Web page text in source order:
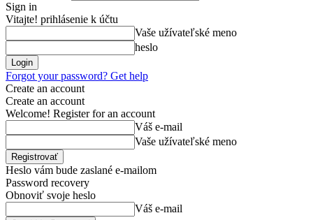
Sign in
Vitajte! prihlásenie k účtu
Vaše užívateľské meno
heslo
Forgot your password? Get help
Create an account
Create an account
Welcome! Register for an account
Váš e-mail
Vaše užívateľské meno
Heslo vám bude zaslané e-mailom
Password recovery
Obnoviť svoje heslo
Váš e-mail